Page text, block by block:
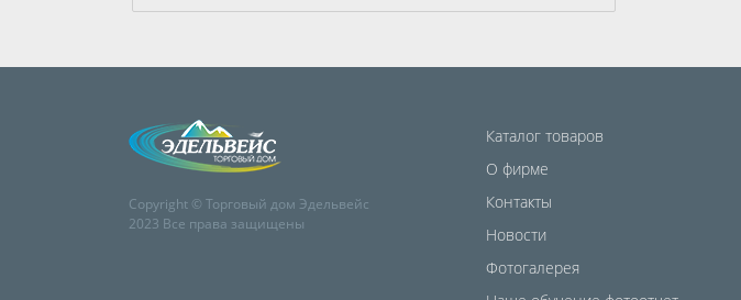
Copyright © Торговый дом Эдельвейс
2023 Все права защищены
Каталог товаров
О фирме
Контакты
Новости
Фотогалерея